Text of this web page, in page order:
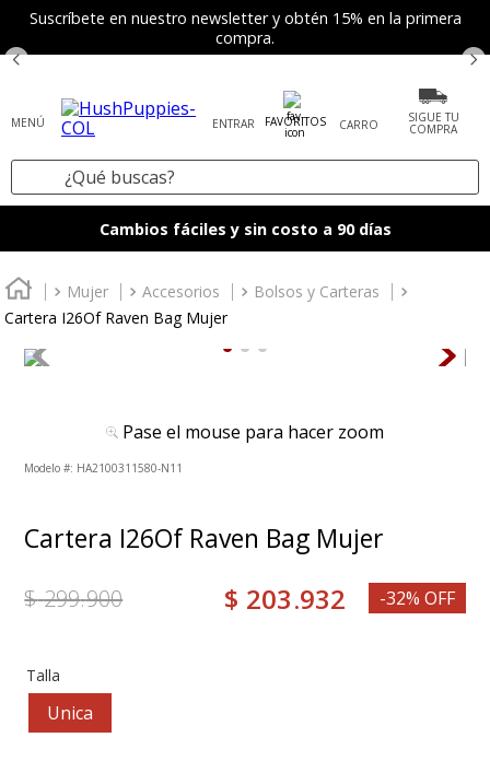
Suscríbete en nuestro newsletter y obtén 15% en la primera
compra.
ENTRAR FAVORITOS SIGUE TU
COMPRA
¿Qué buscas?
1.
zapatos mujer
2
tenis mujer
3.
zapatos hombre
4.
mocasines
7.
accesorios
10. botas mujer
Cambios fáciles y sin costo a 90 días
Mujer Accesorios
Bolsos y Carteras
Cartera I26Of Raven Bag Mujer
Pase el mouse para hacer zoom
: HA2100311580-N11
Cartera I26Of Raven Bag Mujer
$299.900 $ 203.932 -32% OFF
Talla
Unica